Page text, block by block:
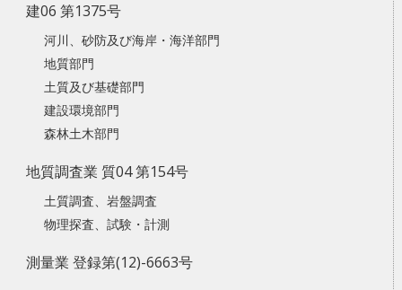
建06 第1375号
河川、砂防及び海岸・海洋部門
地質部門
土質及び基礎部門
建設環境部門
森林土木部門
地質調査業 質04 第154号
土質調査、岩盤調査
物理探査、試験・計測
測量業 登録第(12)-6663号